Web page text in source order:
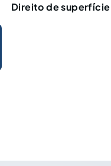
Direito de